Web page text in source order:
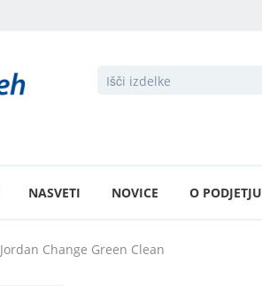
NASVETI NOVICE O PODJETJU
Jordan Change Green Clean